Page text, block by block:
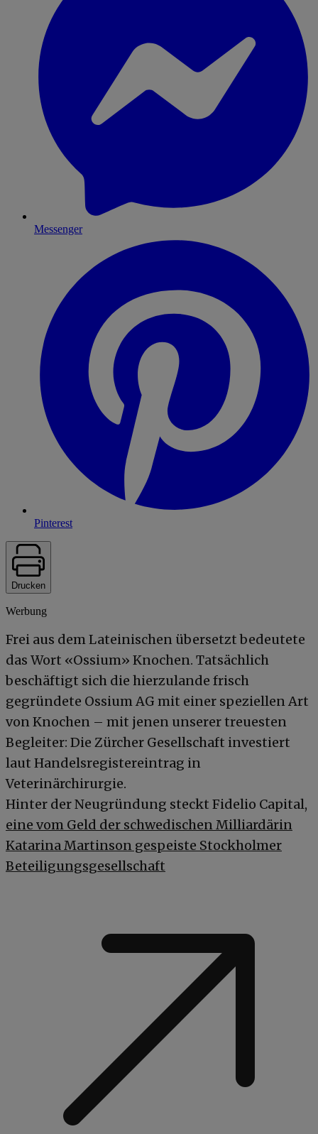
Messenger
Pinterest
Drucken
Werbung
Frei aus dem Lateinischen übersetzt bedeutete
das Wort «Ossium» Knochen. Tatsächlich
beschäftigt sich die hierzulande frisch
gegründete Ossium AG mit einer speziellen Art
von Knochen – mit jenen unserer treuesten
Begleiter: Die Zürcher Gesellschaft investiert
laut Handelsregistereintrag in
Veterinärchirurgie.
Hinter der Neugründung steckt Fidelio Capital,
eine vom Geld der schwedischen Milliardärin
Katarina Martinson gespeiste Stockholmer
Beteiligungsgesellschaft